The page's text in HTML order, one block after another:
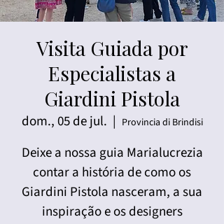
Visita Guiada por
Especialistas a
Giardini Pistola
dom., 05 de jul.
  |
Provincia di Brindisi
Deixe a nossa guia Marialucrezia
contar a história de como os
Giardini Pistola nasceram, a sua
inspiração e os designers